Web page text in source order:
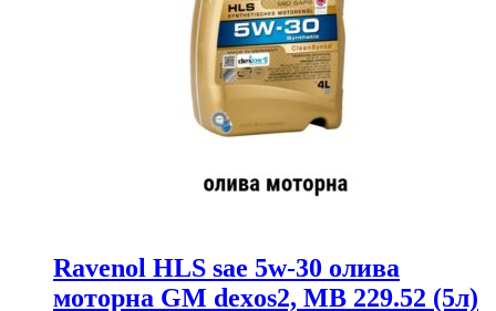
Ravenol HLS sae 5w-30 олива
моторна GM dexos2, MB 229.52 (5л)